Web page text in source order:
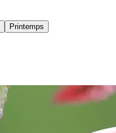
Printemps